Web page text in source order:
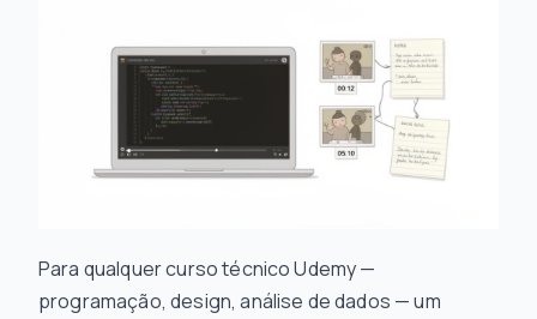
Para qualquer curso técnico Udemy —
programação, design, análise de dados — um